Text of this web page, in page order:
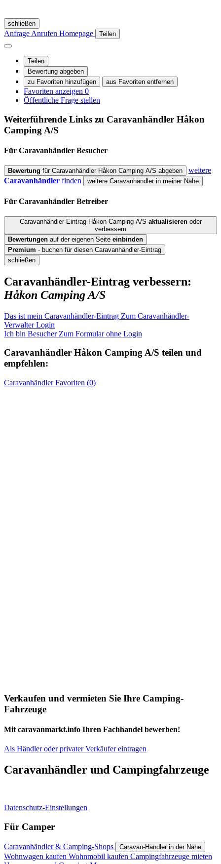
schließen
Anfrage Anrufen Homepage Teilen
Teilen
Bewertung abgeben
zu Favoriten hinzufügen
aus Favoriten entfernen
Favoriten anzeigen 0
Öffentliche Frage stellen
Weiterführende Links zu Caravanhändler Håkon
Camping A/S
Für Caravanhändler Besucher
Bewertung für Caravanhändler Håkon Camping A/S abgeben
weitere
Caravanhändler finden weitere Caravanhändler in meiner Nähe
Für Caravanhändler Betreiber
Caravanhändler-Eintrag Håkon Camping A/S aktualisierenoder
verbessern
Bewertungen auf der eigenen Seite einbinden
Premium - buchen für diesen Caravanhändler-Eintrag
schließen
Caravanhändler-Eintrag verbessern:
Håkon Camping A/S
Das ist mein Caravanhändler-Eintrag Zum Caravanhändler-
Verwalter Login
Ich bin Besucher Zum Formular ohne Login
Caravanhändler Håkon Camping A/S teilen und
empfehlen:
CaravanhändlerFavoriten (0)
Verkaufen und vermieten Sie Ihre Camping-
Fahrzeuge
Mit caravanmarkt.info Ihren Fachhandel bewerben!
Als Händler oder privater Verkäufer eintragen
Caravanhändler und Campingfahrzeuge
Datenschutz-Einstellungen
Für Camper
Caravanhändler & Camping-Shops Caravan-Händler in der Nähe
Wohnwagen kaufen Wohnmobil kaufen Campingfahrzeuge mieten